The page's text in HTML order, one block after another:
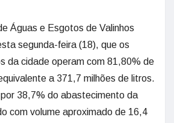
Águas e Esgotos de Valinhos
segunda-feira (18), que os
da cidade operam com 81,80% de
a 371,7 milhões de litros.
38,7% do abastecimento da
com volume aproximado de 16,4